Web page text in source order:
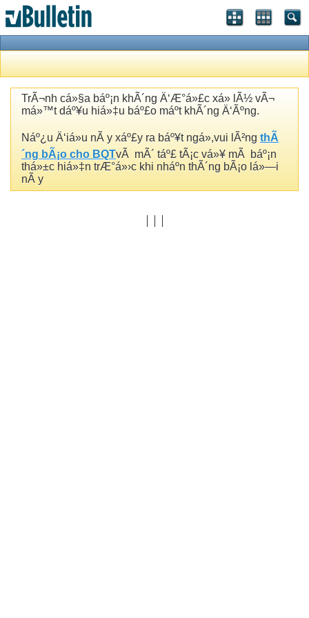
TrÃ¬nh cá»§a báº¡n khÃ´ng Ä‘Æ°á»£c xá»­ lÃ½ vÃ¬
má»™t dáº¥u hiá»‡u báº£o máº­t khÃ´ng Ä‘Ãºng.
Náº¿u Ä‘iá»u nÃ y xáº£y ra báº¥t ngá»,vui lÃ²ng thÃ
´ng bÃ¡o cho BQTvÃ mÃ´ táº£ tÃ¡c vá»¥ mÃ báº¡n
thá»±c hiá»‡n trÆ°á»›c khi nháº­n thÃ´ng bÃ¡o lá»—i
nÃ y